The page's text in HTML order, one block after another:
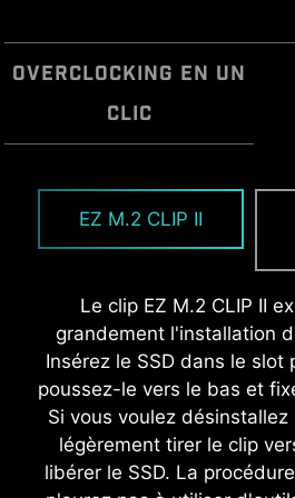
OVERCLOCKING EN UN
CLIC
EZ M.2 CLIP II
Le clip EZ M.2 CLIP II
grandement l'installation
Insérez le SSD dans le
poussez-le vers le bas et
Si vous voulez
légèrement tirer le clip
libérer le SSD. La
assure une
encombres lors de
car il évite d'avoir à le
Grâce à ce design, vous
panneau sera parfaitement
ce qui garantit à la fois
tout en améliorant la
et facilement simplement en
mère, sans nécessiter de
EZ DEBUG
EZ
Alors que l'overclocking
fonctionnalités en un clic
processeur et de la
utilisateurs, quel que soit
alors améliorer les
système sans avoir à se
réglages